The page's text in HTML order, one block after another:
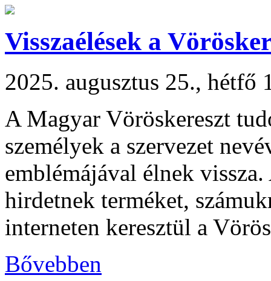
Visszaélések a
2025. augusztus 25., hétfő
A Magyar Vöröskereszt
személyek a szervezet
emblémájával élnek
hirdetnek terméket,
interneten keresztül a
Bővebben